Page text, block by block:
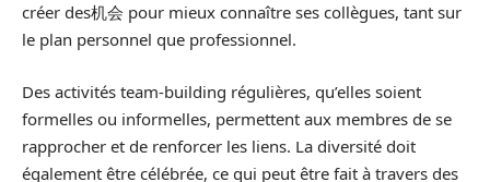
créer des机会 pour mieux connaître ses collègues, tant sur
le plan personnel que professionnel.
Des activités team-building régulières, qu’elles soient
formelles ou informelles, permettent aux membres de se
rapprocher et de renforcer les liens. La diversité doit
également être célébrée, ce qui peut être fait à travers des